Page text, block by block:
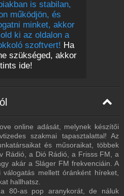
is stabilan,
működjön, és
minket, akkor
ki az oldalon a
szoftvert! Ha
szükséged, akkor
ide!
online adását, melynek készítői
szakmai tapasztalattal! Az
és műsoraikat, többek
Rádió, a Dió Rádió, a Frisss FM, a
akár a Sláger FM frekvenciáin. A
mellett óránként híreket,
hallhatsz.
80-as pop aranykorát, de náluk